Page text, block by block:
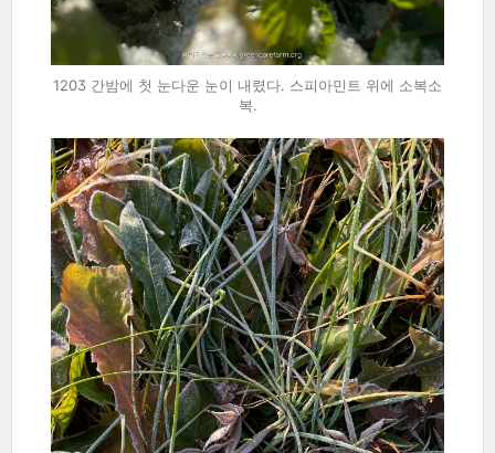
1203 간밤에 첫 눈다운 눈이 내렸다. 스피아민트 위에 소복소
복.